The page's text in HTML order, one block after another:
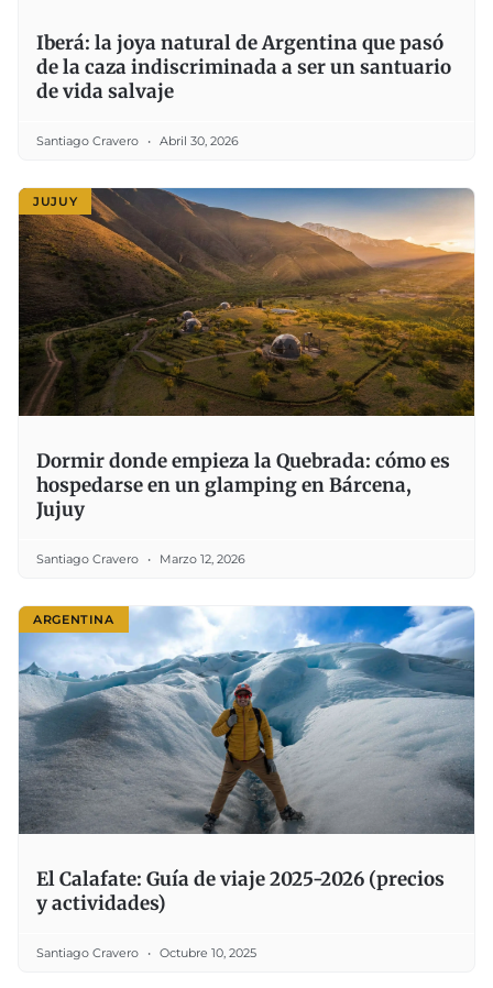
Iberá: la joya natural de Argentina que pasó
de la caza indiscriminada a ser un santuario
de vida salvaje
Santiago Cravero Abril 30, 2026
JUJUY
Dormir donde empieza la Quebrada: cómo es
hospedarse en un glamping en Bárcena,
Jujuy
Santiago Cravero Marzo 12, 2026
ARGENTINA
El Calafate: Guía de viaje 2025-2026 (precios
y actividades)
Santiago Cravero Octubre 10, 2025